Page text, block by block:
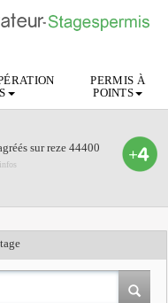
PERMIS À
POINTS
sur reze 44400